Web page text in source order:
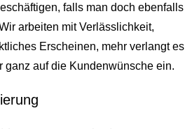
falls man doch ebenfalls
arbeiten mit Verlässlichkeit,
Erscheinen, mehr verlangt es
ganz auf die Kundenwünsche ein.